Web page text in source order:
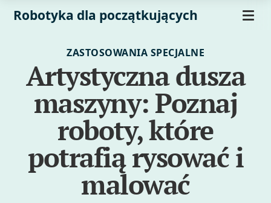
Robotyka dla początkujących
ZASTOSOWANIA SPECJALNE
Artystyczna dusza
maszyny: Poznaj
roboty, które
potrafią rysować i
malować